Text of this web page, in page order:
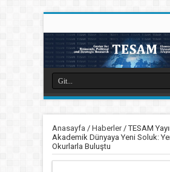
Anasayfa / Haberler/TESAM
Akademik Dünyaya Yeni Soluk:
Okurlarla Buluştu